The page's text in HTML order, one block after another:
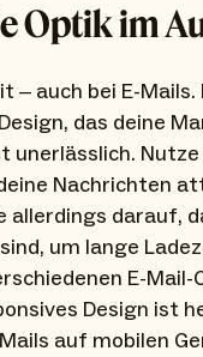
Optik im
– auch bei E-Mails.
das deine
unerlässlich.
Nachrichten
darauf,
um lange
E-Mail-
Design ist
auf mobilen